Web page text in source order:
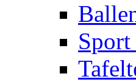
Sport